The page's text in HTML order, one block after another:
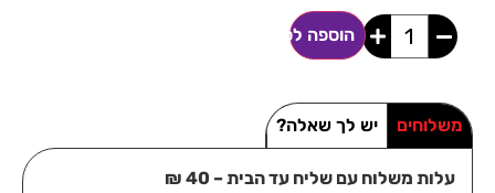
הוספה לסל
משלוחים יש לך שאלה?
עלות משלוח עם שליח עד הבית – 40 ₪